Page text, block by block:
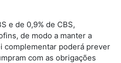
e de 0,9% de CBS,
de modo a manter a
complementar poderá prever
com as obrigações